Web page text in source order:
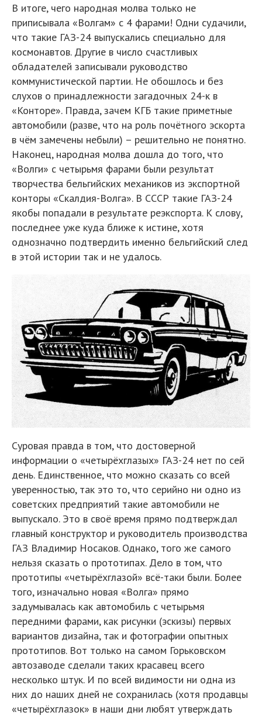
В итоге, чего народная молва только не
приписывала «Волгам» с 4 фарами! Одни судачили,
что такие ГАЗ-24 выпускались специально для
космонавтов. Другие в число счастливых
обладателей записывали руководство
коммунистической партии. Не обошлось и без
слухов о принадлежности загадочных 24-к в
«Конторе». Правда, зачем КГБ такие приметные
автомобили (разве, что на роль почётного эскорта
в чём замечены небыли) – решительно не понятно.
Наконец, народная молва дошла до того, что
«Волги» с четырьмя фарами были результат
творчества бельгийских механиков из экспортной
конторы «Скалдия-Волга». В СССР такие ГАЗ-24
якобы попадали в результате реэкспорта. К слову,
последнее уже куда ближе к истине, хотя
однозначно подтвердить именно бельгийский след
в этой истории так и не удалось.
Суровая правда в том, что достоверной
информации о «четырёхглазых» ГАЗ-24 нет по сей
день. Единственное, что можно сказать со всей
уверенностью, так это то, что серийно ни одно из
советских предприятий такие автомобили не
выпускало. Это в своё время прямо подтверждал
главный конструктор и руководитель производства
ГАЗ Владимир Носаков. Однако, того же самого
нельзя сказать о прототипах. Дело в том, что
прототипы «четырёхглазой» всё-таки были. Более
того, изначально новая «Волга» прямо
задумывалась как автомобиль с четырьмя
передними фарами, как рисунки (эскизы) первых
вариантов дизайна, так и фотографии опытных
прототипов. Вот только на самом Горьковском
автозаводе сделали таких красавец всего
несколько штук. И по всей видимости ни одна из
них до наших дней не сохранилась (хотя продавцы
«четырёхглазок» в наши дни любят утверждать